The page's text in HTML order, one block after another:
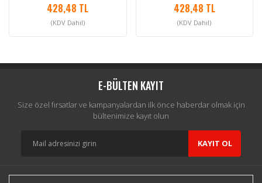
428,48 TL
(KDV Dahil)
428,48 TL
(KDV Dahil)
E-BÜLTEN KAYIT
Size özel fırsatlar ve kampanyalardan ilk önce haberdar olmak için
bültenimize kayıt olun
KAYIT OL